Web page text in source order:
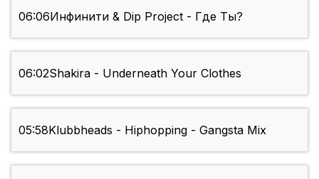
06:06Инфинити & Dip Project - Где Ты?
06:02Shakira - Underneath Your Clothes
05:58Klubbheads - Hiphopping - Gangsta Mix